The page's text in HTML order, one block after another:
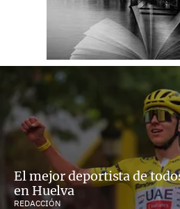
El mejor deportista de
en Huelva
REDACCIÓN